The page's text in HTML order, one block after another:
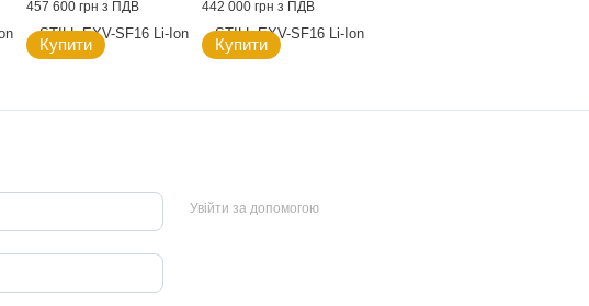
457 600 грн з ПДВ
Купити
442 000 грн з ПДВ
Купити
Увійти за допомогою